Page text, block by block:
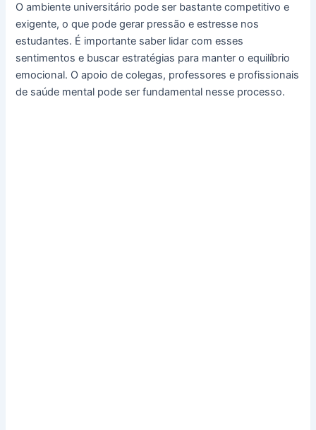
O ambiente universitário pode ser bastante competitivo e
exigente, o que pode gerar pressão e estresse nos
estudantes. É importante saber lidar com esses
sentimentos e buscar estratégias para manter o equilíbrio
emocional. O apoio de colegas, professores e profissionais
de saúde mental pode ser fundamental nesse processo.